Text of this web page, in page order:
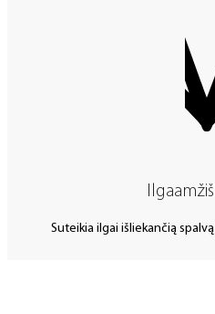
Suteikia ilgai išliekančią